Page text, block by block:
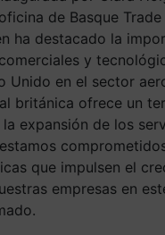
de Basque
ha destacado la
y
Unido en el sector
británica ofrece un
expansión de los
que impulsen el
empresas en